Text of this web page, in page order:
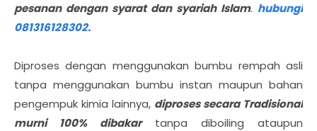
pesanan dengan syarat dan syariah Islam. hubungi
081316128302.
Diproses dengan menggunakan bumbu rempah asli
tanpa menggunakan bumbu instan maupun bahan
pengempuk kimia lainnya, diproses secara Tradisional
murni 100% dibakartanpa diboiling ataupun